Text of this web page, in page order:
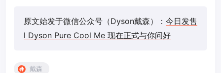
原文始发于微信公众号（Dyson戴森）： 今日发售
l Dyson Pure Cool Me 现在正式与你问好
戴森